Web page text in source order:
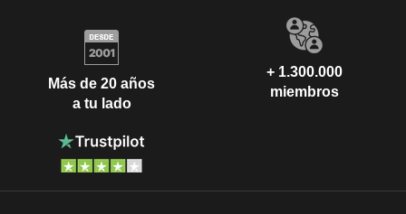
Más de 20 años
a tu lado
+ 1.300.000
miembros